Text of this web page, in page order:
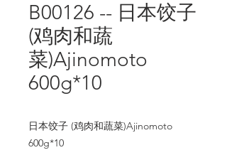
B00126 -- 日本饺子
(鸡肉和蔬
菜)Ajinomoto
600g*10
日本饺子 (鸡肉和蔬菜)Ajinomoto
600g*10